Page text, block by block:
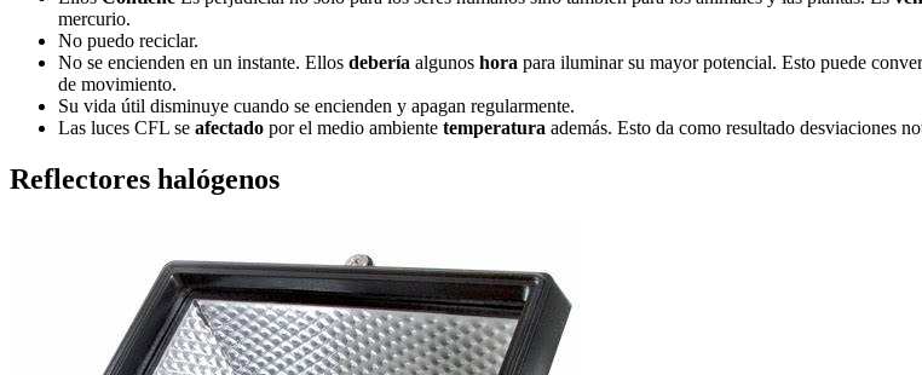
mercurio.
No puedo reciclar.
No se encienden en un instante. Ellos debería algunos hora para iluminar su mayor potencial. Esto puede
de movimiento.
Su vida útil disminuye cuando se encienden y apagan regularmente.
Las luces CFL se afectado por el medio ambiente temperatura además. Esto da como resultado desviaciones
Reflectores halógenos